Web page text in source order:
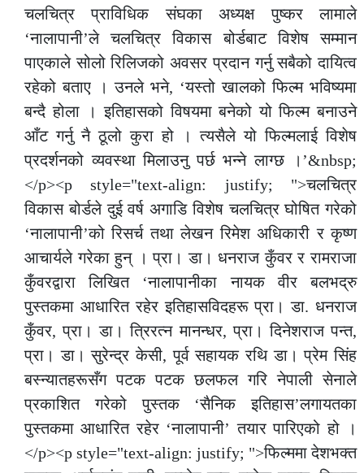
चलचित्र प्राविधिक संघका अध्यक्ष पुष्कर लामाले
‘नालापानी’ले चलचित्र विकास बोर्डबाट विशेष सम्मान
पाएकाले सोलो रिलिजको अवसर प्रदान गर्नु सबैको दायित्व
रहेको बताए । उनले भने, ‘यस्तो खालको फिल्म भविष्यमा
बन्दै होला । इतिहासको विषयमा बनेको यो फिल्म बनाउने
आँट गर्नु नै ठूलो कुरा हो । त्यसैले यो फिल्मलाई विशेष
प्रदर्शनको व्यवस्था मिलाउनु पर्छ भन्ने लाग्छ ।’&nbsp;
</p><p style="text-align: justify; ">चलचित्र
विकास बोर्डले दुई वर्ष अगाडि विशेष चलचित्र घोषित गरेको
‘नालापानी’को रिसर्च तथा लेखन रिमेश अधिकारी र कृष्ण
आचार्यले गरेका हुन् । प्रा। डा। धनराज कुँवर र रामराजा
कुँवरद्वारा लिखित ‘नालापानीका नायक वीर बलभद्रु
पुस्तकमा आधारित रहेर इतिहासविदहरू प्रा। डा. धनराज
कुँवर, प्रा। डा। त्रिरत्न मानन्धर, प्रा। दिनेशराज पन्त,
प्रा। डा। सुरेन्द्र केसी, पूर्व सहायक रथि डा। प्रेम सिंह
बस्न्यातहरूसँग पटक पटक छलफल गरि नेपाली सेनाले
प्रकाशित गरेको पुस्तक ‘सैनिक इतिहास’लगायतका
पुस्तकमा आधारित रहेर ‘नालापानी’ तयार पारिएको हो ।
</p><p style="text-align: justify; ">फिल्ममा देशभक्त